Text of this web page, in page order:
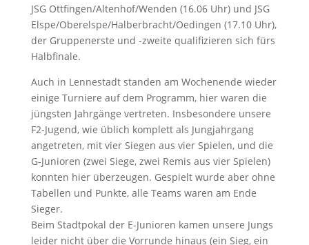
JSG Ottfingen/Altenhof/Wenden (16.06 Uhr) und JSG
Elspe/Oberelspe/Halberbracht/Oedingen (17.10 Uhr),
der Gruppenerste und -zweite qualifizieren sich fürs
Halbfinale.
Auch in Lennestadt standen am Wochenende wieder
einige Turniere auf dem Programm, hier waren die
jüngsten Jahrgänge vertreten. Insbesondere unsere
F2-Jugend, wie üblich komplett als Jungjahrgang
angetreten, mit vier Siegen aus vier Spielen, und die
G-Junioren (zwei Siege, zwei Remis aus vier Spielen)
konnten hier überzeugen. Gespielt wurde aber ohne
Tabellen und Punkte, alle Teams waren am Ende
Sieger.
Beim Stadtpokal der E-Junioren kamen unsere Jungs
leider nicht über die Vorrunde hinaus (ein Sieg, ein